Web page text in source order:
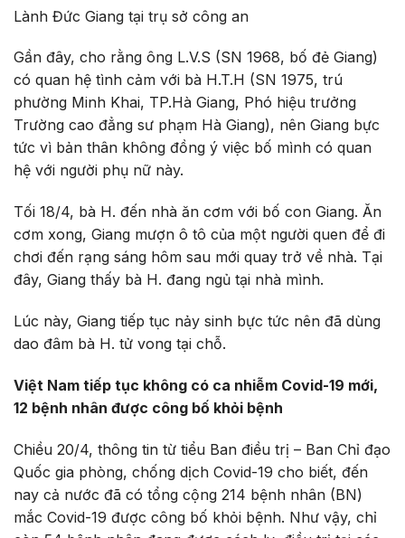
Lành Đức Giang tại trụ sở công an
Gần đây, cho rằng ông L.V.S (SN 1968, bố đẻ Giang)
có quan hệ tình cảm với bà H.T.H (SN 1975, trú
phường Minh Khai, TP.Hà Giang, Phó hiệu trưởng
Trường cao đẳng sư phạm Hà Giang), nên Giang bực
tức vì bản thân không đồng ý việc bố mình có quan
hệ với người phụ nữ này.
Tối 18/4, bà H. đến nhà ăn cơm với bố con Giang. Ăn
cơm xong, Giang mượn ô tô của một người quen để đi
chơi đến rạng sáng hôm sau mới quay trở về nhà. Tại
đây, Giang thấy bà H. đang ngủ tại nhà mình.
Lúc này, Giang tiếp tục nảy sinh bực tức nên đã dùng
dao đâm bà H. tử vong tại chỗ.
Việt Nam tiếp tục không có ca nhiễm Covid-19 mới,
12 bệnh nhân được công bố khỏi bệnh
Chiều 20/4, thông tin từ tiểu Ban điều trị – Ban Chỉ đạo
Quốc gia phòng, chống dịch Covid-19 cho biết, đến
nay cả nước đã có tổng cộng 214 bệnh nhân (BN)
mắc Covid-19 được công bố khỏi bệnh. Như vậy, chỉ